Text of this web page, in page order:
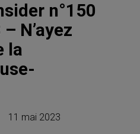
n°150
N’ayez
la
11 mai 2023